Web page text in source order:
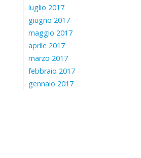
luglio 2017
giugno 2017
maggio 2017
aprile 2017
marzo 2017
febbraio 2017
gennaio 2017